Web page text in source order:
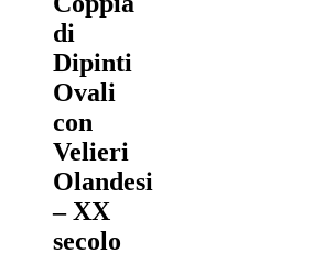
di
Dipinti
Ovali
con
Velieri
Olandesi
– XX
secolo